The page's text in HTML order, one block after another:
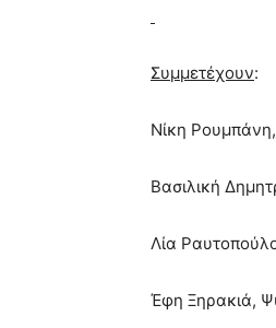
Συμμετέχουν:
Νίκη
Βασιλική
Λία
Έφη Ξηρακιά,